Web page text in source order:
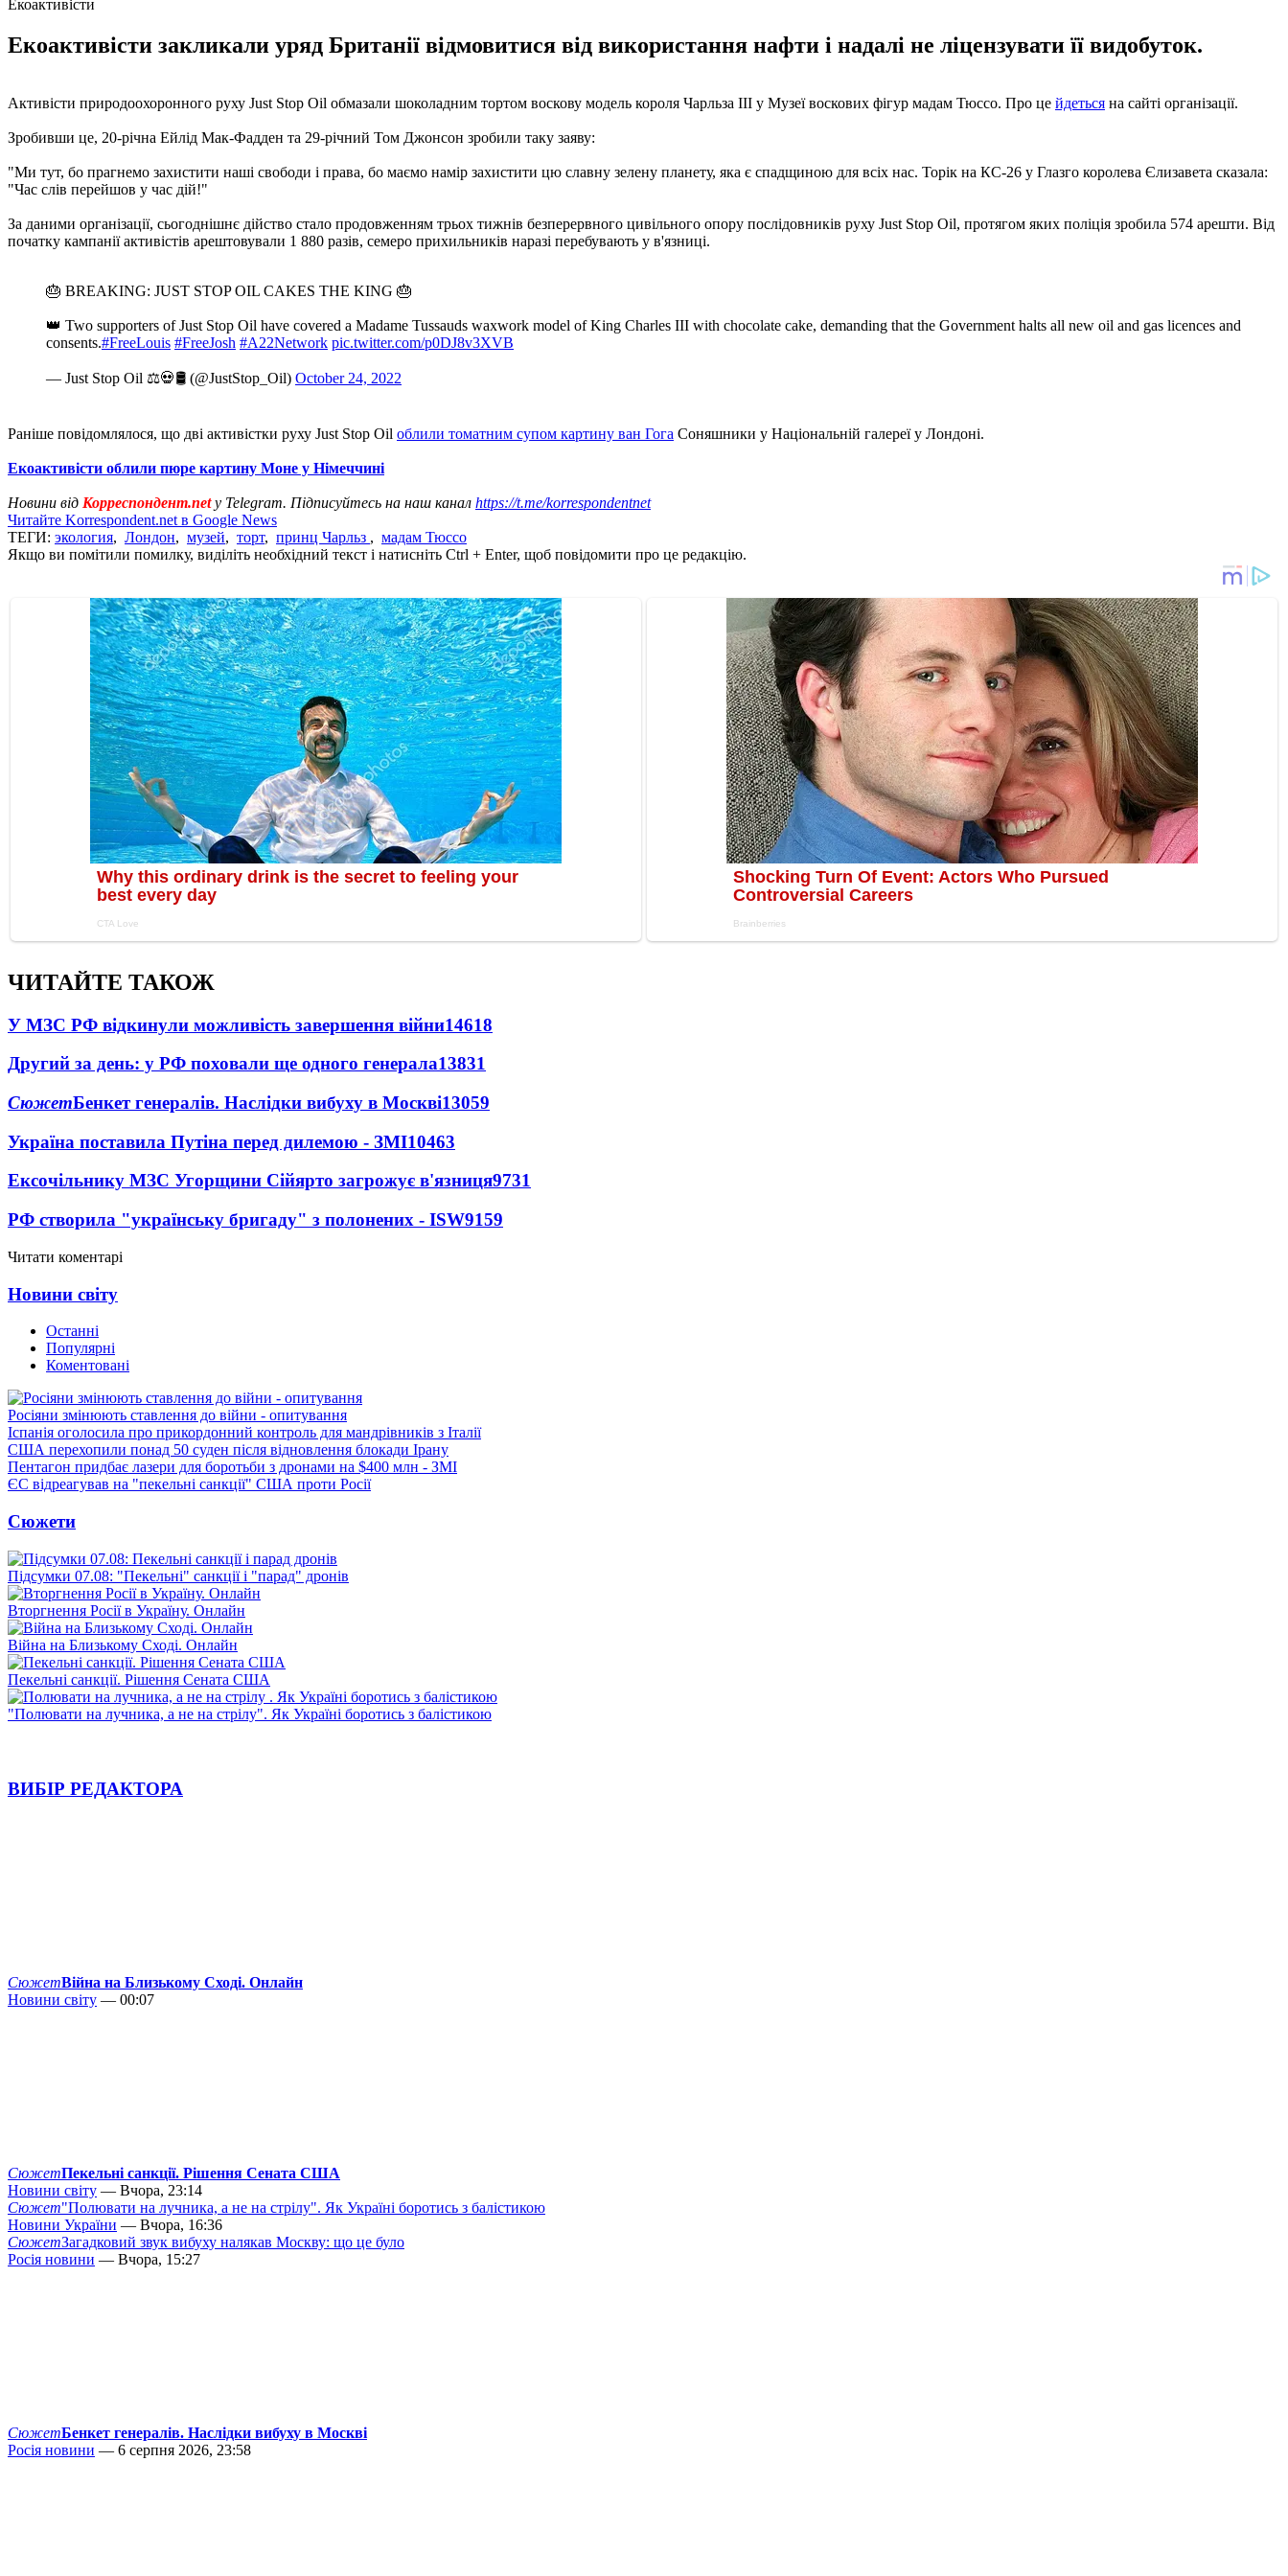
Екоактивісти
Екоактивісти закликали уряд Британії відмовитися від використання нафти і надалі не ліцензувати її видобуток.
Активісти природоохоронного руху Just Stop Oil обмазали шоколадним тортом воскову модель короля Чарльза III у Музеї воскових фігур мадам Тюссо. Про це йдеться на сайті організації.
Зробивши це, 20-річна Ейлід Мак-Фадден та 29-річний Том Джонсон зробили таку заяву:
"Ми тут, бо прагнемо захистити наші свободи і права, бо маємо намір захистити цю славну зелену планету, яка є спадщиною для всіх нас. Торік на КС-26 у Глазго королева Єлизавета сказала:
"Час слів перейшов у час дій!"
За даними організації, сьогоднішнє дійство стало продовженням трьох тижнів безперервного цивільного опору послідовників руху Just Stop Oil, протягом яких поліція зробила 574 арешти. Від
початку кампанії активістів арештовували 1 880 разів, семеро прихильників наразі перебувають у в'язниці.
🎂 BREAKING: JUST STOP OIL CAKES THE KING 🎂
👑 Two supporters of Just Stop Oil have covered a Madame Tussauds waxwork model of King Charles III with chocolate cake, demanding that the Government halts all new oil and gas licences and
consents.#FreeLouis #FreeJosh #A22Network pic.twitter.com/p0DJ8v3XVB
— Just Stop Oil ⚖️💀🛢 (@JustStop_Oil) October 24, 2022
Раніше повідомлялося, що дві активістки руху Just Stop Oil облили томатним супом картину ван Гога Соняшники у Національній галереї у Лондоні.
Екоактивісти облили пюре картину Моне у Німеччині
Новини від Корреспондент.netу Telegram. Підписуйтесь на наш канал https://t.me/korrespondentnet
Читайте Korrespondent.net в Google News
ТЕГИ: экология, Лондон, музей, торт, принц Чарльз , мадам Тюссо
Якщо ви помітили помилку, виділіть необхідний текст і натисніть Ctrl + Enter, щоб повідомити про це редакцію.
ЧИТАЙТЕ ТАКОЖ
У МЗС РФ відкинули можливість завершення війни14618
Другий за день: у РФ поховали ще одного генерала13831
СюжетБенкет генералів. Наслідки вибуху в Москві13059
Україна поставила Путіна перед дилемою - ЗМІ10463
Ексочільнику МЗС Угорщини Сійярто загрожує в'язниця9731
РФ створила "українську бригаду" з полонених - ISW9159
Читати коментарі
Новини світу
Останні
Популярні
Коментовані
Росіяни змінюють ставлення до війни - опитування
Іспанія оголосила про прикордонний контроль для мандрівників з Італії
США перехопили понад 50 суден після відновлення блокади Ірану
Пентагон придбає лазери для боротьби з дронами на $400 млн - ЗМІ
ЄС відреагував на "пекельні санкції" США проти Росії
Сюжети
Підсумки 07.08: "Пекельні" санкції і "парад" дронів
Вторгнення Росії в Україну. Онлайн
Війна на Близькому Сході. Онлайн
Пекельні санкції. Рішення Сената США
"Полювати на лучника, а не на стрілу". Як Україні боротись з балістикою
ВИБІР РЕДАКТОРА
СюжетВійна на Близькому Сході. Онлайн
Новини світу — 00:07
СюжетПекельні санкції. Рішення Сената США
Новини світу — Вчора, 23:14
Сюжет"Полювати на лучника, а не на стрілу". Як Україні боротись з балістикою
Новини України — Вчора, 16:36
СюжетЗагадковий звук вибуху налякав Москву: що це було
Росія новини — Вчора, 15:27
СюжетБенкет генералів. Наслідки вибуху в Москві
Росія новини — 6 серпня 2026, 23:58